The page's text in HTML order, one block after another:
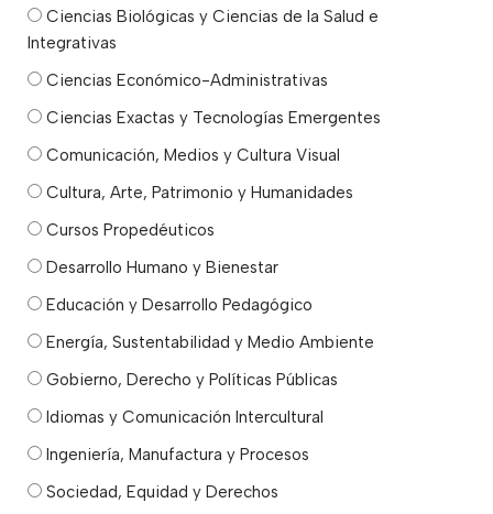
Ciencias Biológicas y Ciencias de la Salud e
Integrativas
Ciencias Económico-Administrativas
Ciencias Exactas y Tecnologías Emergentes
Comunicación, Medios y Cultura Visual
Cultura, Arte, Patrimonio y Humanidades
Cursos Propedéuticos
Desarrollo Humano y Bienestar
Educación y Desarrollo Pedagógico
Energía, Sustentabilidad y Medio Ambiente
Gobierno, Derecho y Políticas Públicas
Idiomas y Comunicación Intercultural
Ingeniería, Manufactura y Procesos
Sociedad, Equidad y Derechos